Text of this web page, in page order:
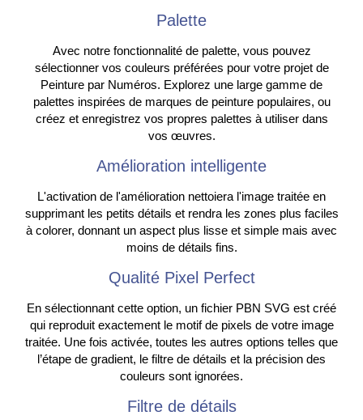
Palette
Avec notre fonctionnalité de palette, vous pouvez
sélectionner vos couleurs préférées pour votre projet de
Peinture par Numéros. Explorez une large gamme de
palettes inspirées de marques de peinture populaires, ou
créez et enregistrez vos propres palettes à utiliser dans
vos œuvres.
Amélioration intelligente
L'activation de l'amélioration nettoiera l'image traitée en
supprimant les petits détails et rendra les zones plus faciles
à colorer, donnant un aspect plus lisse et simple mais avec
moins de détails fins.
Qualité Pixel Perfect
En sélectionnant cette option, un fichier PBN SVG est créé
qui reproduit exactement le motif de pixels de votre image
traitée. Une fois activée, toutes les autres options telles que
l’étape de gradient, le filtre de détails et la précision des
couleurs sont ignorées.
Filtre de détails